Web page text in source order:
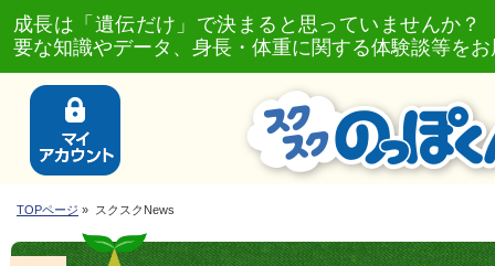
成長は「遺伝だけ」で決まると思っていませんか
要な知識やデータ、身長・体重に関する体験談等を
TOPページ » スクスクNews